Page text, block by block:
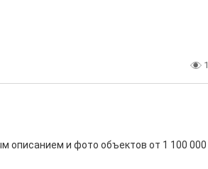
1
описанием и фото объектов от 1 100 000